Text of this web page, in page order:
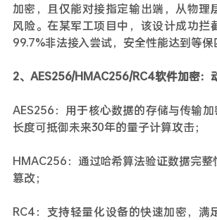
加密，且仅能对接指定输出端，从物理
风险。在某军工项目中，该设计成功拦
99.7%非法接入尝试，安全性能达到等保
2、AES256/HMAC256/RC4软件加密：
AES256：用于核心数据的存储与传输
长度可抵御未来30年的量子计算攻击；
HMAC256：通过哈希算法验证数据完整
篡改；
RC4：支持轻量化设备的快速加密，满